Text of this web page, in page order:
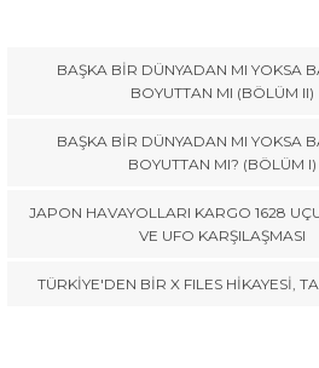
BAŞKA BİR DÜNYADAN MI YOKSA
BOYUTTAN MI (BÖLÜM II)
BAŞKA BİR DÜNYADAN MI YOKSA
BOYUTTAN MI? (BÖLÜM I)
JAPON HAVAYOLLARI KARGO 1628
VE UFO KARŞILAŞMASI
TÜRKİYE'DEN BİR X FILES HİKAYESİ,